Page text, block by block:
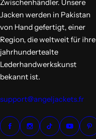
s
Zwischenhändler. Unsere
Jacken werden in Pakistan
von Hand gefertigt, einer
Region, die weltweit für ihre
jahrhundertealte
Lederhandwerkskunst
bekannt ist.
support@angeljackets.fr